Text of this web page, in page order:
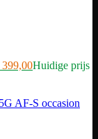
399,00Huidige prijs